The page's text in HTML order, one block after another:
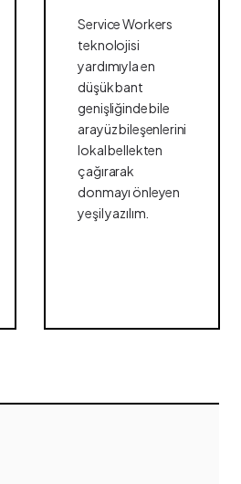
Service Workers
teknolojisi
yardımıyla en
düşük bant
genişliğinde bile
arayüz bileşenlerini
lokal bellekten
çağırarak
donmayı önleyen
yeşil yazılım.